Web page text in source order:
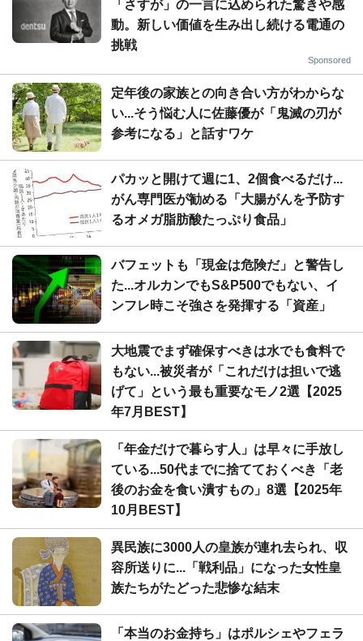
「さすが」の一言に込められた驚きや感
動。新しい価値を生み出し続ける電通の
挑戦
Sponsored
定年後の家族との向き合い方がわからな
い...そう悩む人に佐藤優が「鬼滅の刃が
参考になる」と話すワケ
パカッと開けて週に1、2個食べるだけ...
がん専門医が勧める「大腸がんを予防す
るオメガ脂肪酸たっぷり食品」
バフェットも「現金は危険だ」と警告し
た...オルカンでもS&P500でもない、イ
ンフレ時こそ強さを発揮する「資産」
大地震でまず確保すべきは水でも食料で
もない...被災者が「これだけは担いで逃
げて」という最も重要なモノ2選【2025
年7月BEST】
「年金だけで暮らす人」は早々に手放し
ている...50代までに捨てておくべき「老
後のお金を食い潰すもの」8選【2025年
10月BEST】
異民族に3000人の皇族が連れ去られ、収
容所送りに...「戦利品」になった女性皇
族たちがたどった悲惨な結末
「本当のお金持ち」はポルシェやフェラ